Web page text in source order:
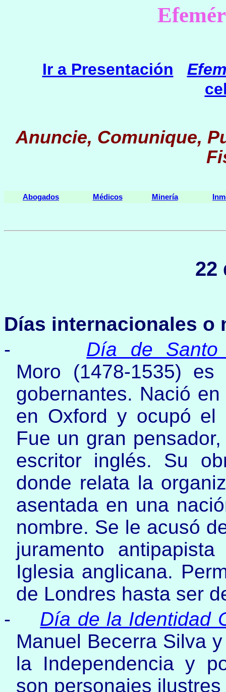
Ir a Presentación
Anuncie, Comunique,
Abogados Médicos Minería
22
Días internacionales o
-
Día de Santo
Moro (1478-1535)
gobernantes. Nació
en Oxford y ocupó el
Fue un gran
escritor inglés. Su
donde relata la
asentada en una
nombre. Se le acusó
juramento
Iglesia anglicana.
de Londres hasta ser
-
Día de la Identidad
Manuel Becerra Silva
la Independencia y
son personajes